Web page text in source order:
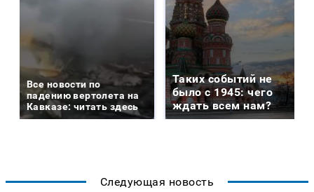
Все новости по
падению вертолета на
Кавказе: читать здесь
Таких событий не
было с 1945: чего
ждать всем нам?
Следующая новость